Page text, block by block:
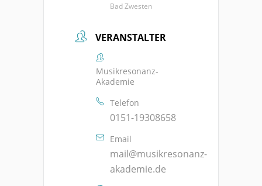
Bad Zwesten
VERANSTALTER
Musikresonanz-
Akademie
Telefon
0151-19308658
Email
mail@musikresonanz-
akademie.de